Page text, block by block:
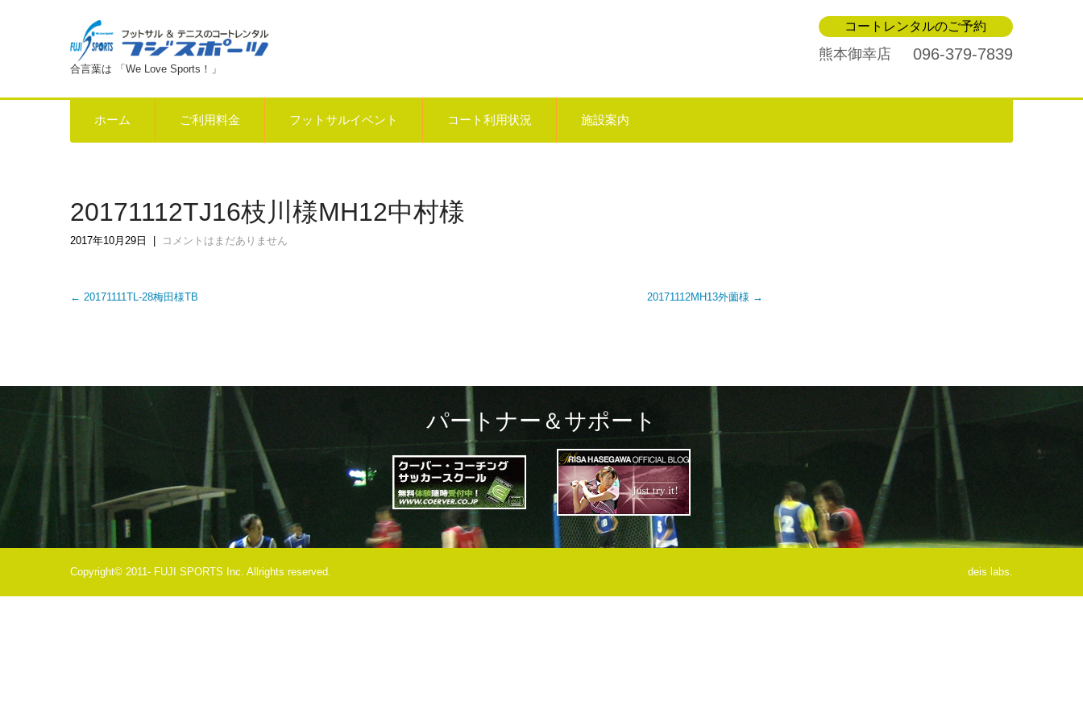
合言葉は 「We Love Sports！」
コートレンタルのご予約
熊本御幸店 096-379-7839
ホーム ご利用料金 フットサルイベント コート利用状況 施設案内
20171112TJ16枝川様MH12中村様
2017年10月29日 コメントはまだありません
Post
← 20171111TL-28梅田様TB 20171112MH13外薗様 →
パートナー＆サポート
Copyright© 2011- FUJI SPORTS Inc. Allrights reserved. deis labs.